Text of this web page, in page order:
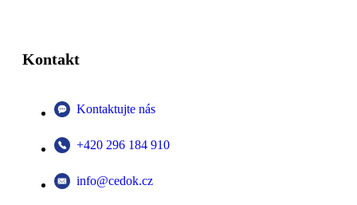
Kontakt
Kontaktujte nás
+420 296 184 910
info@cedok.cz